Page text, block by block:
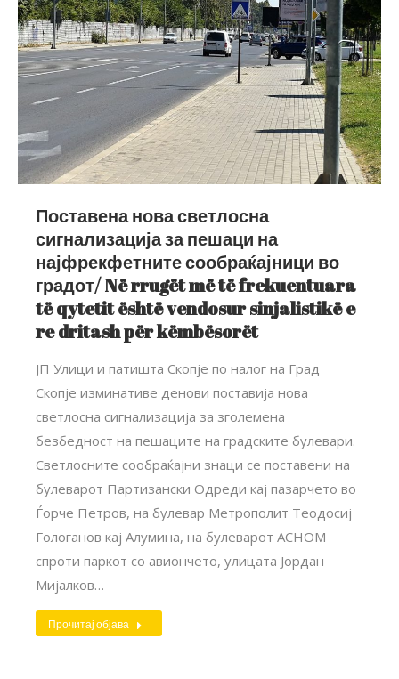
Поставена нова светлосна
сигнализација за пешаци на
најфрекфетните сообраќајници во
градот/ Në rrugët më të frekuentuara
të qytetit është vendosur sinjalistikë e
re dritash për këmbësorët
ЈП Улици и патишта Скопје по налог на Град
Скопје изминативе денови поставија нова
светлосна сигнализација за зголемена
безбедност на пешаците на градските булевари.
Светлосните сообраќајни знаци се поставени на
булеварот Партизански Одреди кај пазарчето во
Ѓорче Петров, на булевар Метрополит Теодосиј
Гологанов кај Алумина, на булеварот АСНОМ
спроти паркот со авиончето, улицата Јордан
Мијалков…
Прочитај објава